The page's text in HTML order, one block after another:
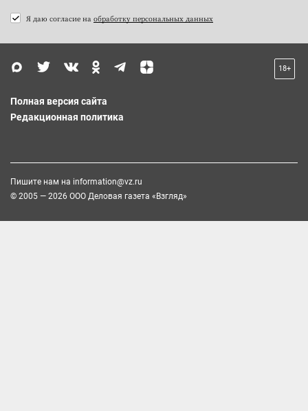
Я даю согласие на обработку персональных данных
18+
Полная версия сайта
Редакционная политика
Пишите нам на information@vz.ru
© 2005 — 2026 ООО Деловая газета «Взгляд»